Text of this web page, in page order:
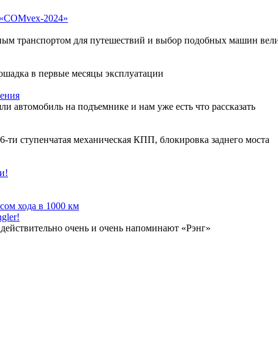
2024»
транспортом для путешествий и выбор подобных машин
в первые месяцы эксплуатации
автомобиль на подъемнике и нам уже есть что рассказать
ступенчатая механическая КПП, блокировка заднего моста
хода в 1000 км
очень и очень напоминают «Рэнг»